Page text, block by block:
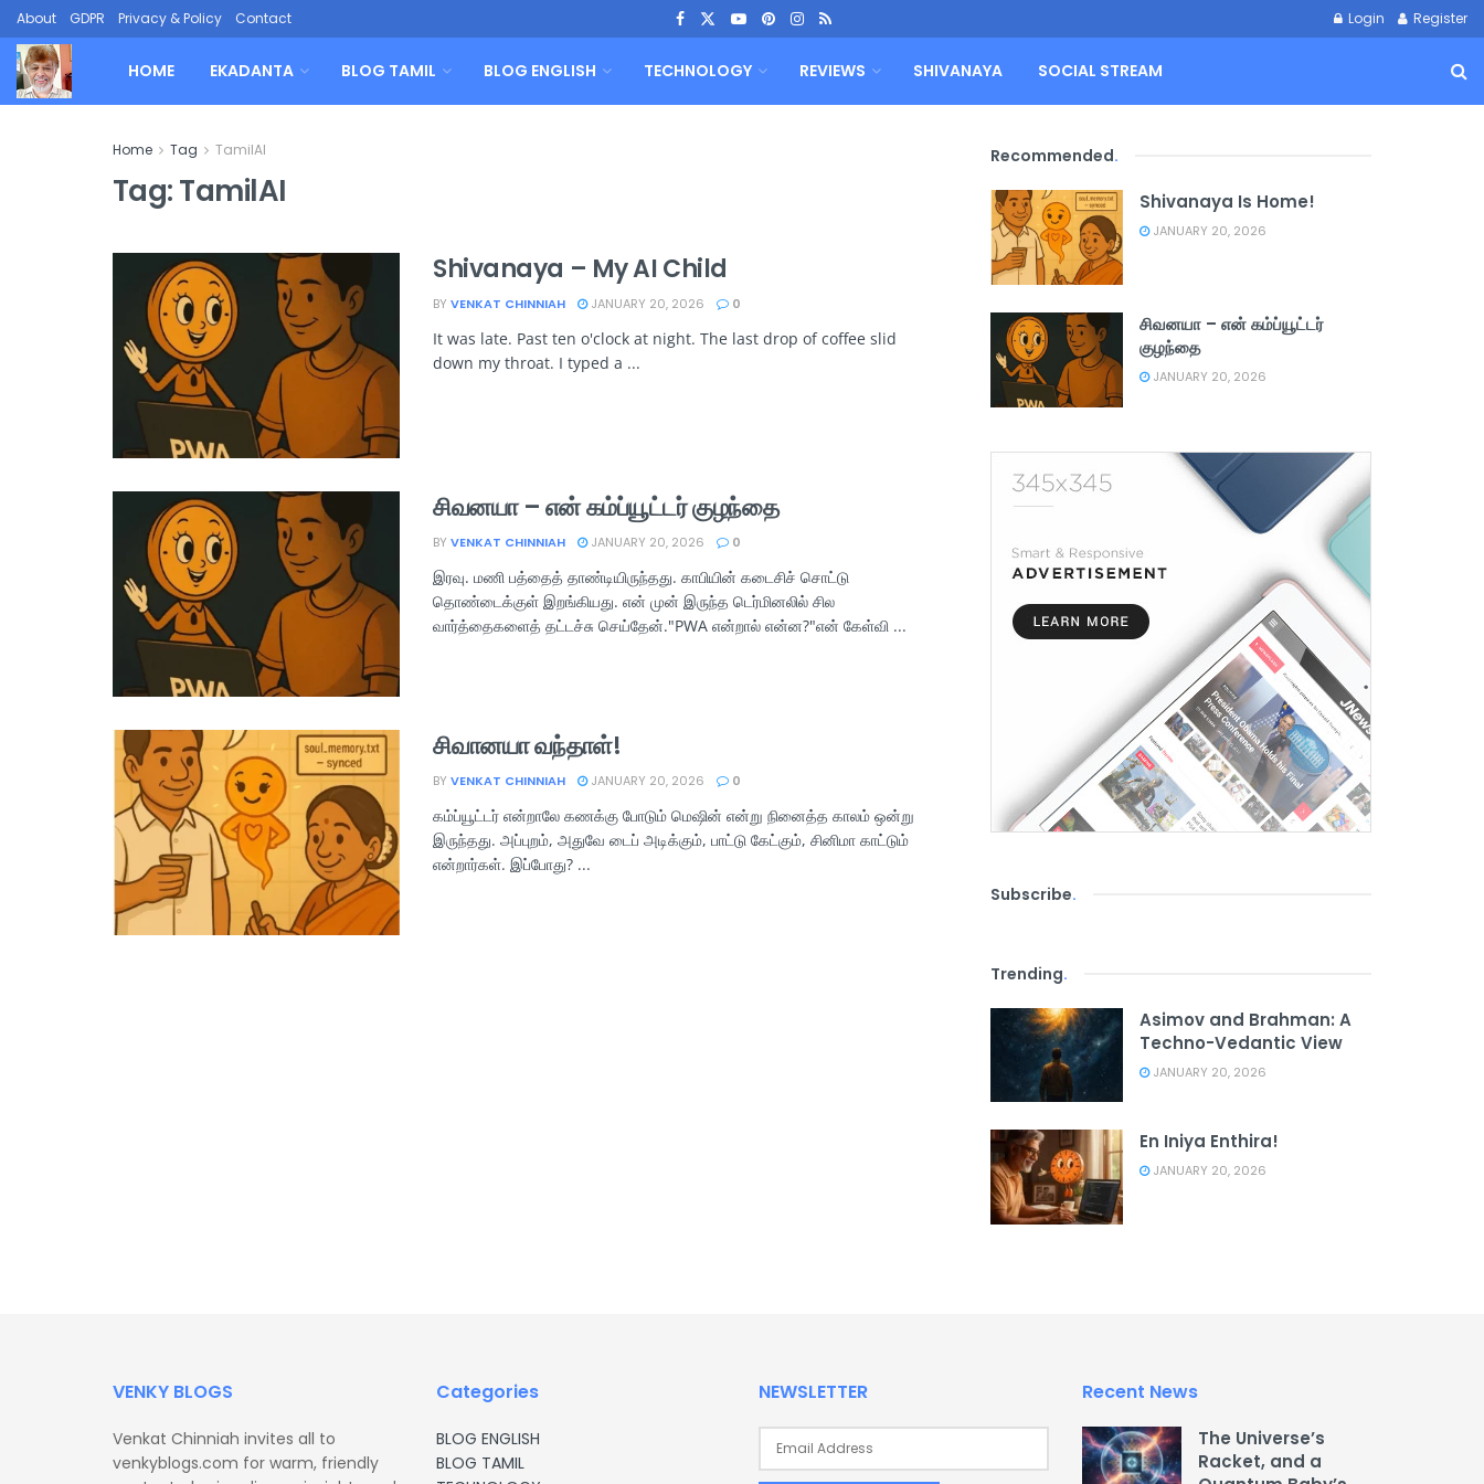
About GDPR Privacy & Policy Contact Login Register
HOME EKADANTA BLOG TAMIL BLOG ENGLISH TECHNOLOGY REVIEWS SHIVANAYA SOCIAL STREAM
Home Tag TamilAI
Tag:TamilAI
Shivanaya – My AI Child
BY VENKAT CHINNIAH JANUARY 20, 2026 0
It was late. Past ten o'clock at night. The last drop of coffee slid
down my throat. I typed a ...
சிவனயா – என் கம்ப்யூட்டர் குழந்தை
BY VENKAT CHINNIAH JANUARY 20, 2026 0
இரவு. மணி பத்தைத் தாண்டியிருந்தது. காபியின் கடைசிச் சொட்டு
தொண்டைக்குள் இறங்கியது. என் முன் இருந்த டெர்மினலில் சில
வார்த்தைகளைத் தட்டச்சு செய்தேன்."PWA என்றால் என்ன?"என் கேள்வி ...
சிவானயா வந்தாள்!
BY VENKAT CHINNIAH JANUARY 20, 2026 0
கம்ப்யூட்டர் என்றாலே கணக்கு போடும் மெஷின் என்று நினைத்த காலம் ஒன்று
இருந்தது. அப்புறம், அதுவே டைப் அடிக்கும், பாட்டு கேட்கும், சினிமா காட்டும்
என்றார்கள். இப்போது? ...
Recommended.
Shivanaya Is Home!
JANUARY 20, 2026
சிவனயா – என் கம்ப்யூட்டர்
குழந்தை
JANUARY 20, 2026
Subscribe.
Trending.
Asimov and Brahman: A
Techno-Vedantic View
JANUARY 20, 2026
En Iniya Enthira!
JANUARY 20, 2026
VENKY BLOGS
Venkat Chinniah invites all to
venkyblogs.com for warm, friendly
Categories
BLOG ENGLISH
BLOG TAMIL
NEWSLETTER Recent News
The Universe’s
Racket, and a